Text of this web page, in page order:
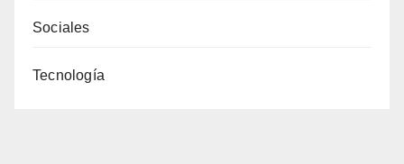
Sociales
Tecnología